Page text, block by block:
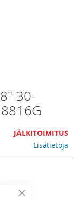
30-
JÄLKITOIMITUS
Lisätietoja